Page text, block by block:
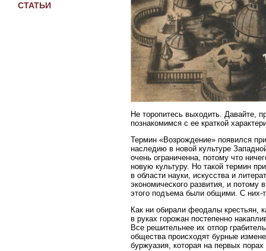
СТАТЬИ
Не торопитесь выходить. Давайте,
познакомимся с ее краткой
Термин «Возрождение» появился
наследию в новой культуре
очень ограниченна, потому что
новую культуру. Но такой термин
в области науки, искусства и
экономического развития, и потому
этого подъема были общими. С них-
Как ни обирали феодалы крестьян,
в руках горожан постепенно
Все решительнее их отпор
общества происходят бурные
буржуазия, которая на первых